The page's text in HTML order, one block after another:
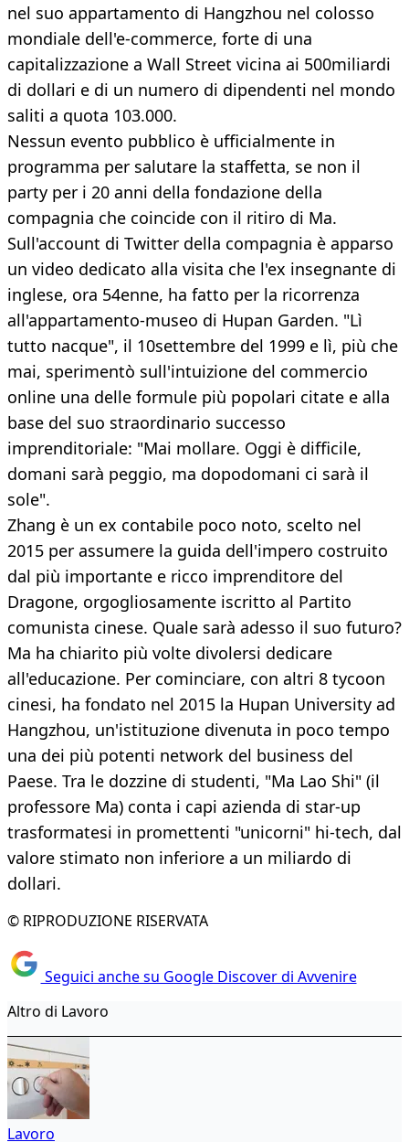
nel suo appartamento di Hangzhou nel colosso
mondiale dell'e-commerce, forte di una
capitalizzazione a Wall Street vicina ai 500miliardi
di dollari e di un numero di dipendenti nel mondo
saliti a quota 103.000.
Nessun evento pubblico è ufficialmente in
programma per salutare la staffetta, se non il
party per i 20 anni della fondazione della
compagnia che coincide con il ritiro di Ma.
Sull'account di Twitter della compagnia è apparso
un video dedicato alla visita che l'ex insegnante di
inglese, ora 54enne, ha fatto per la ricorrenza
all'appartamento-museo di Hupan Garden. "Lì
tutto nacque", il 10settembre del 1999 e lì, più che
mai, sperimentò sull'intuizione del commercio
online una delle formule più popolari citate e alla
base del suo straordinario successo
imprenditoriale: "Mai mollare. Oggi è difficile,
domani sarà peggio, ma dopodomani ci sarà il
sole".
Zhang è un ex contabile poco noto, scelto nel
2015 per assumere la guida dell'impero costruito
dal più importante e ricco imprenditore del
Dragone, orgogliosamente iscritto al Partito
comunista cinese. Quale sarà adesso il suo futuro?
Ma ha chiarito più volte divolersi dedicare
all'educazione. Per cominciare, con altri 8 tycoon
cinesi, ha fondato nel 2015 la Hupan University ad
Hangzhou, un'istituzione divenuta in poco tempo
una dei più potenti network del business del
Paese. Tra le dozzine di studenti, "Ma Lao Shi" (il
professore Ma) conta i capi azienda di star-up
trasformatesi in promettenti "unicorni" hi-tech, dal
valore stimato non inferiore a un miliardo di
dollari.
© RIPRODUZIONE RISERVATA
Seguici anche su Google Discover di Avvenire
Altro di Lavoro
Lavoro